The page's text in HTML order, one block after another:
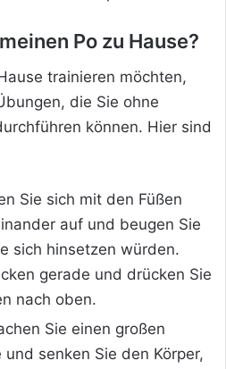
Po zu Hause?
trainieren möchten,
die Sie ohne
können. Hier sind
Sie sich mit den Füßen
auf und beugen Sie
sich hinsetzen würden.
gerade und drücken Sie
nach oben.
Sie einen großen
senken Sie den Körper,